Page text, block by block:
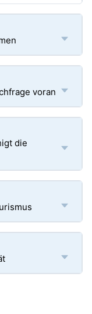
voran
die